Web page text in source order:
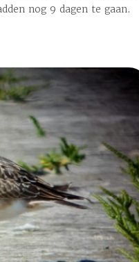
nog 9 dagen te gaan.